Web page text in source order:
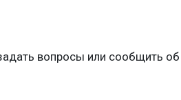
вопросы или сообщить